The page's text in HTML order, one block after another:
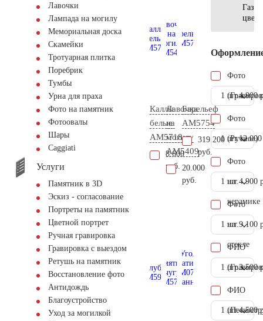
Лавочки
Лампада на могилу
Мемориальная доска
Скамейки
Тротуарная плитка
Поребрик
Тумбы
Урна для праха
Фото на памятник
Фотоовалы
Шары
Сaggiati
Услуги
Памятник в 3D
Эскиз - согласование
Портреты на памятник
Цветной портрет
Ручная гравировка
Гравировка с выездом
Ретушь на памятник
Восстановление фото
Антидождь
Благоустройство
Уход за могилкой
Каллы
белые
AM5718
8.600
руб.
Лавочка
на
могилу
AM5409
20.000
руб.
Барельеф
AM5754
319.200
руб.
Фото
1 шт.4.900
Фото
(Ручное)
1 шт.
Фото
на
керамике
1 шт. 4.900
Фото
на
стекле
1 шт. 9.100
ФИО
1 шт.3.500
ФИО
1 шт.4.500